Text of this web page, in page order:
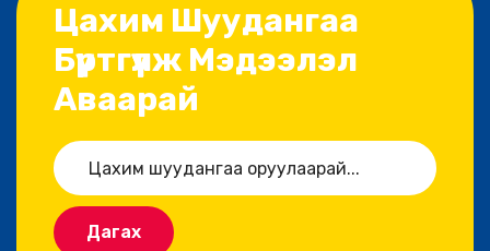
Цахим Шуудангаа
Бүртгүүлж Мэдээлэл
Аваарай
Дагах